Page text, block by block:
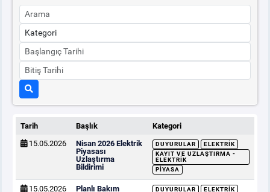
BÜLTENLER
DUYURULAR
BT HİZMET YÖNETİM SİSTEMİ POLİTİKAMIZ
Tarih Başlık
Kategori
15.05.2026
Nisan 2026 Elektrik
Piyasası
Uzlaştırma
Bildirimi
DUYURULAR
ELEKTRIK
KAYIT VE UZLAŞTIRMA -
ELEKTRIK
PIYASA
15.05.2026
Planlı Bakım
DUYURULAR
ELEKTRIK